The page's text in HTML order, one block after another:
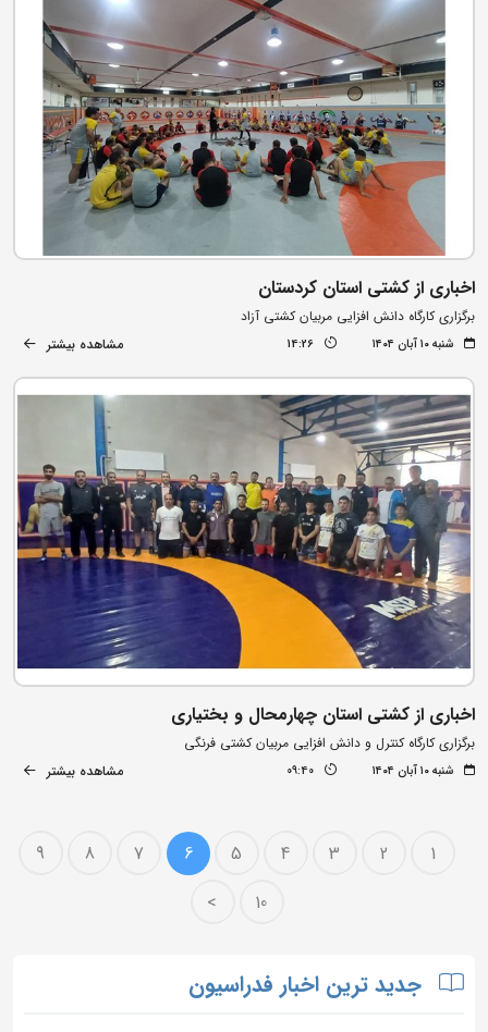
اخباری از کشتی استان کردستان
برگزاری کارگاه دانش افزایی مربیان کشتی آزاد
شنبه ۱۰ آبان ۱۴۰۴ 14:26 مشاهده بیشتر
اخباری از کشتی استان چهارمحال و بختیاری
برگزاری کارگاه کنترل و دانش افزایی مربیان کشتی فرنگی
شنبه ۱۰ آبان ۱۴۰۴ 09:40 مشاهده بیشتر
1
2
3
4
5
6
7
8
9
10
>
جدید ترین اخبار فدراسیون